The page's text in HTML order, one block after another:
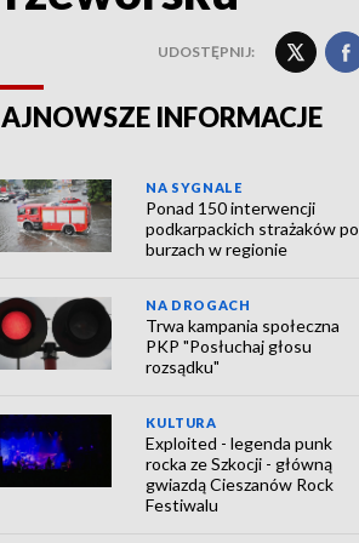
UDOSTĘPNIJ:
INFORMACJE
NA SYGNALE
Ponad 150 interwencji
podkarpackich strażaków po
burzach w regionie
NA DROGACH
Trwa kampania społeczna
PKP "Posłuchaj głosu
rozsądku"
KULTURA
Exploited - legenda punk
rocka ze Szkocji - główną
gwiazdą Cieszanów Rock
Festiwalu